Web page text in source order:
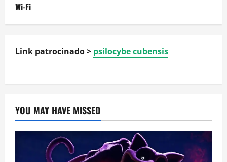
Wi-Fi
Link patrocinado > psilocybe cubensis
YOU MAY HAVE MISSED